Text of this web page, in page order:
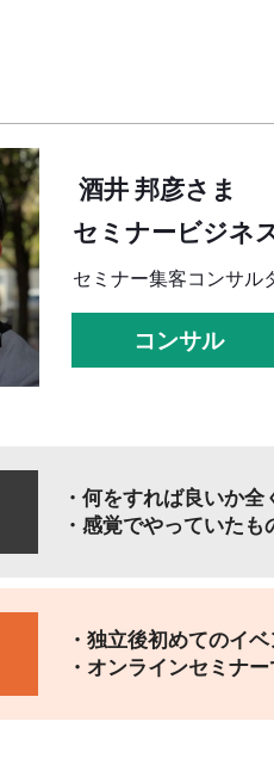
酒井 邦彦さま
セミナービジネ
セミナー集客コンサル
コンサル
・何をすれば良いか
・感覚でやっていた
・独立後初めてのイ
・オンラインセミナ